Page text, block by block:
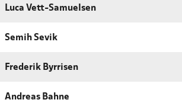
Luca Vett-Samuelsen
Semih Sevik
Frederik Byrrisen
Andreas Bahne